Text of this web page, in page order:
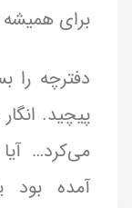
برای همیشه
دفترچه
پیچید.
می‌کرد…
آمده بود